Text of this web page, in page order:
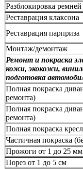
Разблокировка
Реставрация клаксона
Реставрация парприза
Монтаж/демонтаж
Ремонт и покраска
кожи, экокожи,
подготовка
Полная покраска
ремонта)
Полная покраска
ремонта)
Полная покраска
Частичная покраска
Прожоги от 1 до 25 мм
Порез от 1 до 5 см